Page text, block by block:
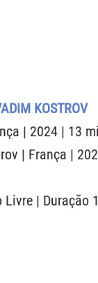
KOSTROV
| 2024 | 13
| França |
| Duração